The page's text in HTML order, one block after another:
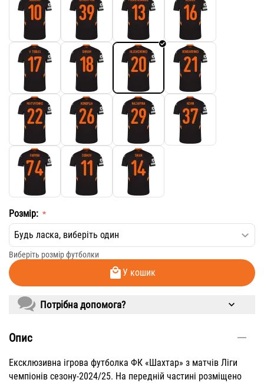
Розмір:
​Виберіть розмір футболки
У кошик
Потрібна допомога?
Опис
Ексклюзивна ігрова футболка ФК «Шахтар» з матчів Ліги
чемпіонів сезону-2024/25. На передній частині розміщено